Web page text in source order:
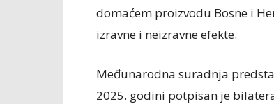
domaćem proizvodu Bosne i
izravne i neizravne efekte.
Međunarodna suradnja
2025. godini potpisan je